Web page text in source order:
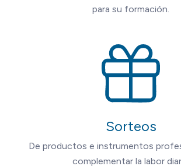
para su formación.
Sorteos
De productos e instrumentos
complementar la labor